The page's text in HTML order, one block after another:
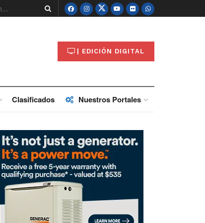
| EDICIÓN DIGITAL
Clasificados Nuestros Portales